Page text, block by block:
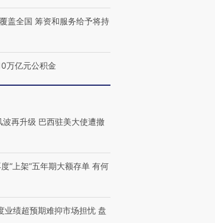
盖全国 筹资和服务给予将持
万亿元公积金
波再升级 巴西驻美大使遭撤
“上架”五年期大额存单 有何
业绩超预期难抑市场担忧 盘